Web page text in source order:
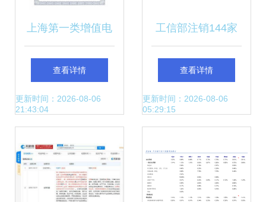
上海第一类增值电
信业务经营许可证
办理指南 找谁办理
查看详情
更新时间：2026-08-06
21:43:04
工信部注销144家
企业增值电信许可
基础电信业务格局
查看详情
更新时间：2026-08-06
05:29:15